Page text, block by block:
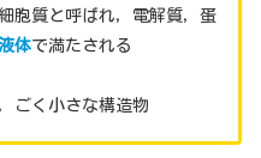
胞質と呼ばれ，電解質，蛋
体で満たされる
ごく小さな構造物